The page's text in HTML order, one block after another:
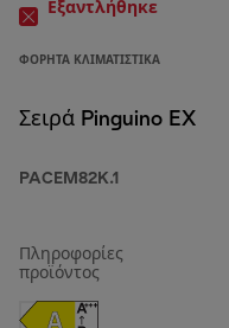
Εξαντλήθηκε
ΦΟΡΗΤΆ ΚΛΙΜΑΤΙΣΤΙΚΆ
Σειρά Pinguino EX
PACEM82K.1
Πληροφορίες
προϊόντος